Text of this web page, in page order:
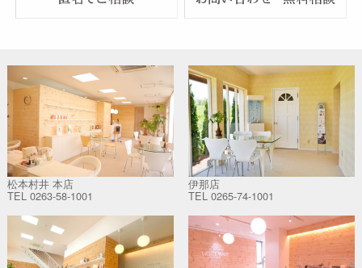
松本村井 本店
TEL 0263-58-1001
伊那店
TEL 0265-74-1001